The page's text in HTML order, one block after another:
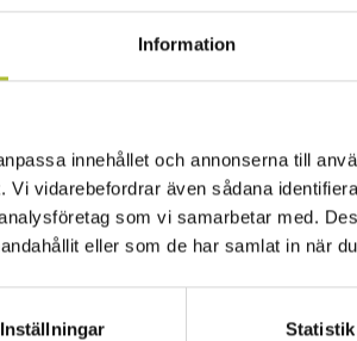
Information
innehållet och annonserna till
vidarebefordrar även sådana
som vi samarbetar med.
eller som de har samlat in när
Inställningar Statistik